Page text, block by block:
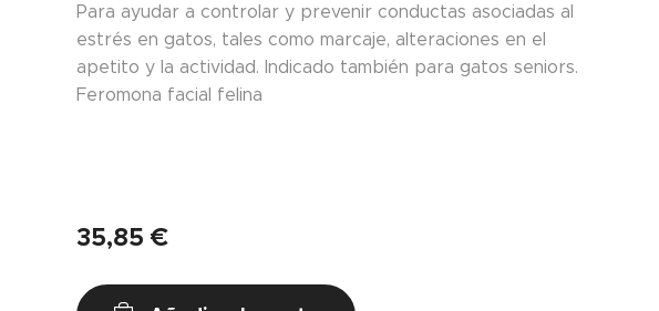
Para ayudar a controlar y prevenir conductas asociadas al
estrés en gatos, tales como marcaje, alteraciones en el
apetito y la actividad. Indicado también para gatos seniors.
Feromona facial felina
35,85 €